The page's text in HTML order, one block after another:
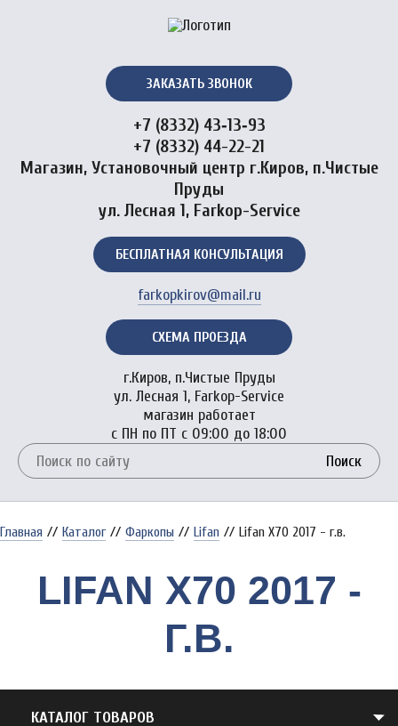
ЗАКАЗАТЬ ЗВОНОК
+7 (8332) 43‑13‑93
+7 (8332) 44-22-21
Магазин, Установочный центр г.Киров, п.Чистые
Пруды
ул. Лесная 1, Farkop-Service
БЕСПЛАТНАЯ КОНСУЛЬТАЦИЯ
farkopkirov@mail.ru
СХЕМА ПРОЕЗДА
г.Киров, п.Чистые Пруды
ул. Лесная 1, Farkop-Service
магазин работает
с ПН по ПТ с 09:00 до 18:00
Поиск
Главная // Каталог // Фаркопы // Lifan // Lifan X70 2017 - г.в.
LIFAN X70 2017 -
Г.В.
КАТАЛОГ ТОВАРОВ